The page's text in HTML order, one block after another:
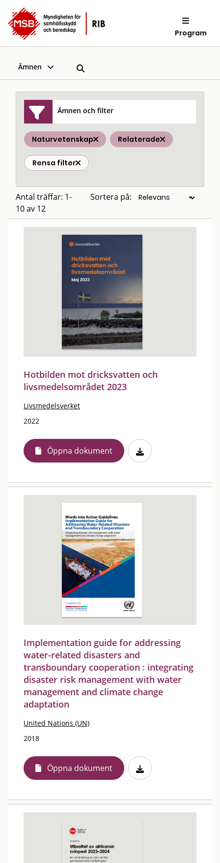
Program
Ämnen
Ämnen och filter
Naturvetenskap Relaterade
Rensa filter
Antal träffar: 1-
10 av 12
Sortera på:
Hotbilden mot dricksvatten och
livsmedelsområdet 2023
Livsmedelsverket
2022
Öppna dokument
Implementation guide for addressing
water-related disasters and
transboundary cooperation : integrating
disaster risk management with water
management and climate change
adaptation
United Nations (UN)
2018
Öppna dokument